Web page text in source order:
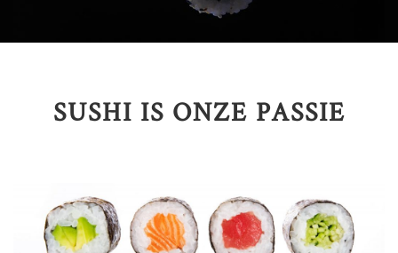
SUSHI IS ONZE PASSIE